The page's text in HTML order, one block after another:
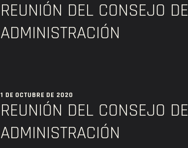
REUNIÓN DEL CONSEJO DE
ADMINISTRACIÓN
1 DE OCTUBRE DE 2020
REUNIÓN DEL CONSEJO DE
ADMINISTRACIÓN